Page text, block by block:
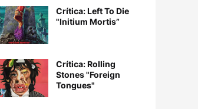
Crítica: Left To Die
"Initium Mortis”
Crítica: Rolling
Stones "Foreign
Tongues"